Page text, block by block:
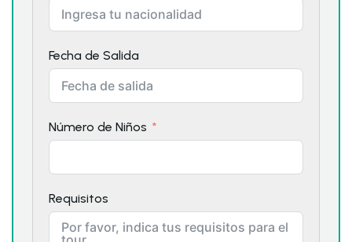
Fecha de Salida
Número de Niños
Requisitos